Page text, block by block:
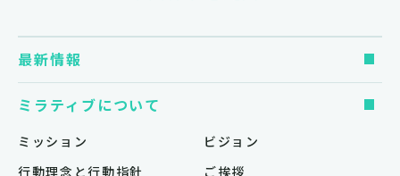
最新情報
ミラティブについて
ミッション
ビジョン
行動理念と行動指針
ご挨拶